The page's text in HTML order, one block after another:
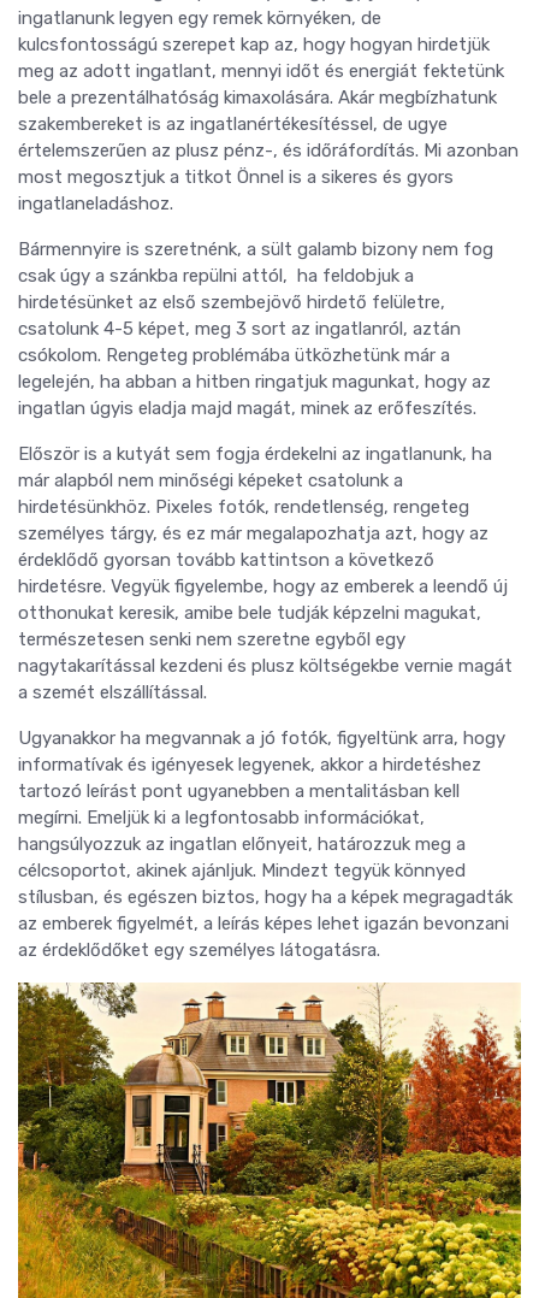
ingatlanunk legyen egy remek környéken, de
kulcsfontosságú szerepet kap az, hogy hogyan hirdetjük
meg az adott ingatlant, mennyi időt és energiát fektetünk
bele a prezentálhatóság kimaxolására. Akár megbízhatunk
szakembereket is az ingatlanértékesítéssel, de ugye
értelemszerűen az plusz pénz-, és időráfordítás. Mi azonban
most megosztjuk a titkot Önnel is a sikeres és gyors
ingatlaneladáshoz.
Bármennyire is szeretnénk, a sült galamb bizony nem fog
csak úgy a szánkba repülni attól, ha feldobjuk a
hirdetésünket az első szembejövő hirdető felületre,
csatolunk 4-5 képet, meg 3 sort az ingatlanról, aztán
csókolom. Rengeteg problémába ütközhetünk már a
legelején, ha abban a hitben ringatjuk magunkat, hogy az
ingatlan úgyis eladja majd magát, minek az erőfeszítés.
Először is a kutyát sem fogja érdekelni az ingatlanunk, ha
már alapból nem minőségi képeket csatolunk a
hirdetésünkhöz. Pixeles fotók, rendetlenség, rengeteg
személyes tárgy, és ez már megalapozhatja azt, hogy az
érdeklődő gyorsan tovább kattintson a következő
hirdetésre. Vegyük figyelembe, hogy az emberek a leendő új
otthonukat keresik, amibe bele tudják képzelni magukat,
természetesen senki nem szeretne egyből egy
nagytakarítással kezdeni és plusz költségekbe vernie magát
a szemét elszállítással.
Ugyanakkor ha megvannak a jó fotók, figyeltünk arra, hogy
informatívak és igényesek legyenek, akkor a hirdetéshez
tartozó leírást pont ugyanebben a mentalitásban kell
megírni. Emeljük ki a legfontosabb információkat,
hangsúlyozzuk az ingatlan előnyeit, határozzuk meg a
célcsoportot, akinek ajánljuk. Mindezt tegyük könnyed
stílusban, és egészen biztos, hogy ha a képek megragadták
az emberek figyelmét, a leírás képes lehet igazán bevonzani
az érdeklődőket egy személyes látogatásra.